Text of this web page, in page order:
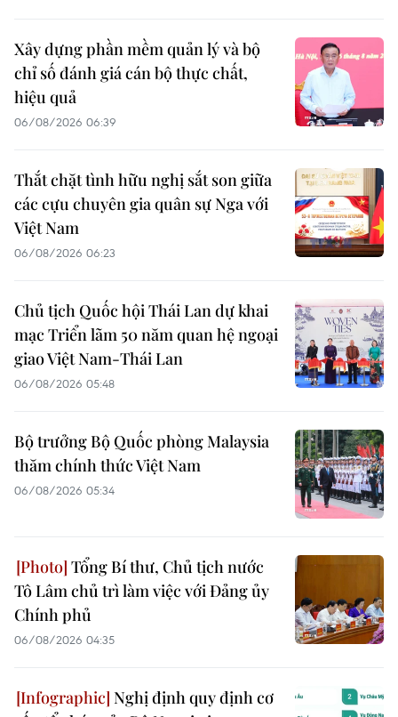
Xây dựng phần mềm quản lý và bộ
chỉ số đánh giá cán bộ thực chất,
hiệu quả
06/08/2026 06:39
Thắt chặt tình hữu nghị sắt son giữa
các cựu chuyên gia quân sự Nga với
Việt Nam
06/08/2026 06:23
Chủ tịch Quốc hội Thái Lan dự khai
mạc Triển lãm 50 năm quan hệ ngoại
giao Việt Nam-Thái Lan
06/08/2026 05:48
Bộ trưởng Bộ Quốc phòng Malaysia
thăm chính thức Việt Nam
06/08/2026 05:34
Tổng Bí thư, Chủ tịch nước
Tô Lâm chủ trì làm việc với Đảng ủy
Chính phủ
06/08/2026 04:35
Nghị định quy định cơ